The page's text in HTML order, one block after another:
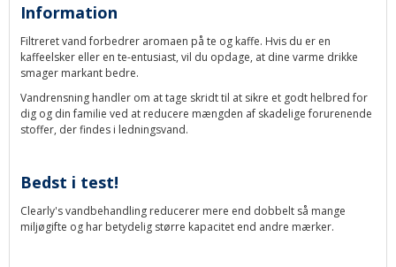
Information
Filtreret vand forbedrer aromaen på te og kaffe. Hvis du er en
kaffeelsker eller en te-entusiast, vil du opdage, at dine varme drikke
smager markant bedre.
Vandrensning handler om at tage skridt til at sikre et godt helbred for
dig og din familie ved at reducere mængden af ​​skadelige forurenende
stoffer, der findes i ledningsvand.
Bedst i test!
Clearly's vandbehandling reducerer mere end dobbelt så mange
miljøgifte og har betydelig større kapacitet end andre mærker.